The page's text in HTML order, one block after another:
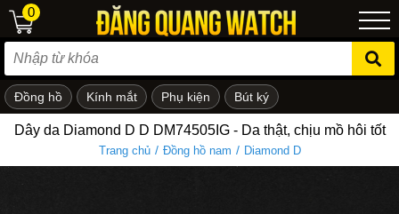
em
0
Đồng hồ Kính mắt Phụ kiện Bút ký
Dây da Diamond D D DM74505IG - Da thật, chịu mồ hôi tốt
Trang chủ / Đồng hồ nam / Diamond D